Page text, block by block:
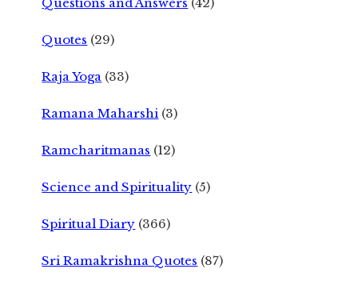
Quotes (29)
Raja Yoga (33)
Ramana Maharshi (3)
Ramcharitmanas (12)
Science and Spirituality (5)
Spiritual Diary (366)
Sri Ramakrishna Quotes (87)